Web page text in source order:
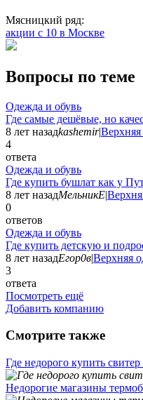
Мясницкий ряд:
акции с 10 в Москве
Вопросы по теме
Одежда и обувь
Где самые дешёвые, но
8 лет назадkashemir|
4
ответа
Одежда и обувь
Где купить бушлат как у
8 лет назадМельникЕ|
0
ответов
Одежда и обувь
Где купить детскую и
8 лет назадЕгор0в|Верхняя
3
ответа
Посмотреть ещё
Добавить компанию
Смотрите также
Где недорого купить
Недорогие магазины